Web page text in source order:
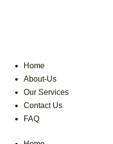
Home
About-Us
Our Services
Contact Us
FAQ